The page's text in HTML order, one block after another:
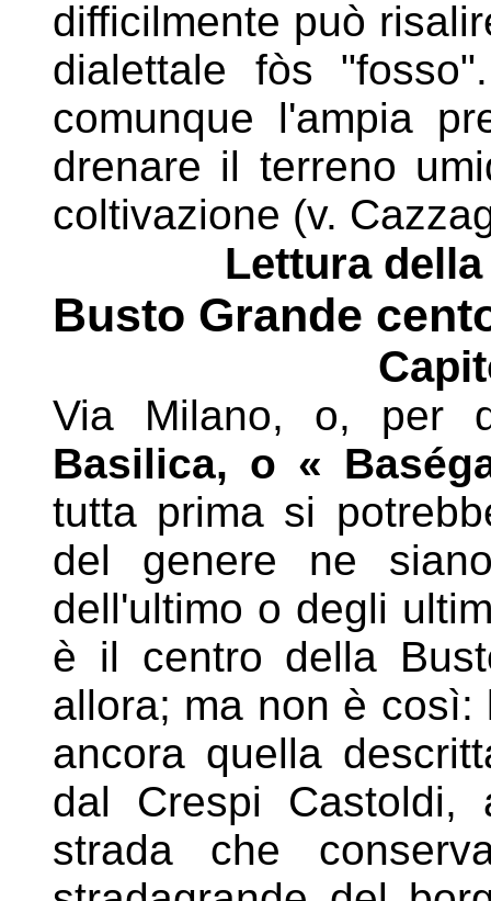
difficilmente può
dialettale fòs
comunque l'ampia
drenare il terreno
coltivazione (v.
Lettura
Busto Grande
Via Milano, o, per
Basilica, o «
tutta prima si
del genere ne
dell'ultimo o degli
è il centro della
allora; ma non è così:
ancora quella
dal Crespi
strada che